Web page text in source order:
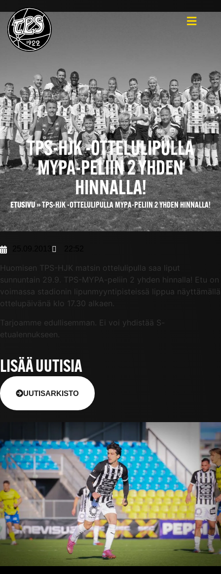
TPS-HJK -OTTELULIPULLA
MYPA-PELIIN 2 YHDEN
HINNALLA!
ETUSIVU»TPS-HJK -OTTELULIPULLA MYPA-PELIIN 2 YHDEN HINNALLA!
Huomisen TPS-HJK matsin ottelulipulla saa liput
sunnuntain 29.9. TPS-MYPA-peliin 2 yhden hinnalla! Etu on
voimassa stadionin lipunmyyntipisteissä lippua näyttämällä
ottelupäivänä klo 17.30 alkaen.
Tarjoamme edullisemman. Ei voi yhdistää S-
etualennukseen.
LISÄÄ UUTISIA
UUTISARKISTO